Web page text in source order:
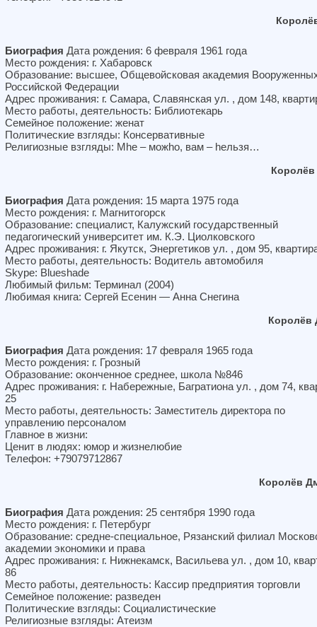
Биография Дата рождения: 6 февраля 1961 года
Место рождения: г. Хабаровск
Образование: высшее, Общевойсковая академия
Российской Федерации
Адрес проживания: г. Самара, Славянская ул. , дом 148,
Место работы, деятельность: Библиотекарь
Семейное положение: женат
Политические взгляды: Консервативные
Религиозные взгляды: Мhе – можhо, вам – hельзя…
Биография Дата рождения: 15 марта 1975 года
Место рождения: г. Магнитогорск
Образование: специалист, Калужский государственный
педагогический университет им. К.Э. Циолковского
Адрес проживания: г. Якутск, Энергетиков ул. , дом 95,
Место работы, деятельность: Водитель автомобиля
Skype: Blueshade
Любимый фильм: Терминал (2004)
Любимая книга: Сергей Есенин — Анна Снегина
Королёв
Биография Дата рождения: 17 февраля 1965 года
Место рождения: г. Грозный
Образование: оконченное среднее, школа №846
Адрес проживания: г. Набережные, Багратиона ул. , дом 74,
25
Место работы, деятельность: Заместитель директора по
управлению персоналом
Главное в жизни:
Ценит в людях: юмор и жизнелюбие
Телефон: +79079712867
Королёв
Биография Дата рождения: 25 сентября 1990 года
Место рождения: г. Петербург
Образование: средне-специальное, Рязанский филиал
академии экономики и права
Адрес проживания: г. Нижнекамск, Васильева ул. , дом 10,
86
Место работы, деятельность: Кассир предприятия торговли
Семейное положение: разведен
Политические взгляды: Социалистические
Религиозные взгляды: Атеизм